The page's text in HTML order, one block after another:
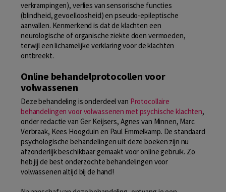
verkrampingen), verlies van sensorische functies
(blindheid, gevoelloosheid) en pseudo-epileptische
aanvallen. Kenmerkend is dat de klachten een
neurologische of organische ziekte doen vermoeden,
terwijl een lichamelijke verklaring voor de klachten
ontbreekt.
Online behandelprotocollen voor
volwassenen
Deze behandeling is onderdeel van Protocollaire
behandelingen voor volwassenen met psychische klachten,
onder redactie van Ger Keijsers, Agnes van Minnen, Marc
Verbraak, Kees Hoogduin en Paul Emmelkamp. De standaard
psychologische behandelingen uit deze boeken zijn nu
afzonderlijk beschikbaar gemaakt voor online gebruik. Zo
heb jij de best onderzochte behandelingen voor
volwassenen altijd bij de hand!